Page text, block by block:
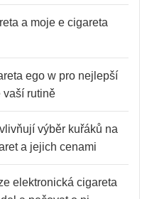
a moje e cigareta
ego w pro nejlepší
vaší rutině
výběr kuřáků na
a jejich cenami
elektronická cigareta